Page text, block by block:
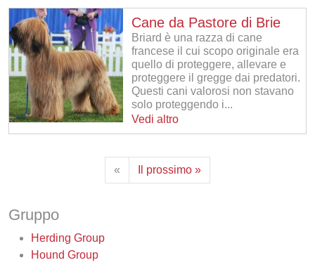
Cane da Pastore di Brie
Briard è una razza di cane
francese il cui scopo originale era
quello di proteggere, allevare e
proteggere il gregge dai predatori.
Questi cani valorosi non stavano
solo proteggendo i...
Vedi altro
« Il prossimo »
Gruppo
Herding Group
Hound Group